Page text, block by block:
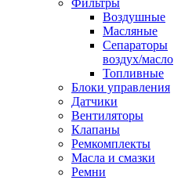
Фильтры
Воздушные
Масляные
Сепараторы
воздух/масло
Топливные
Блоки управления
Датчики
Вентиляторы
Клапаны
Ремкомплекты
Масла и смазки
Ремни